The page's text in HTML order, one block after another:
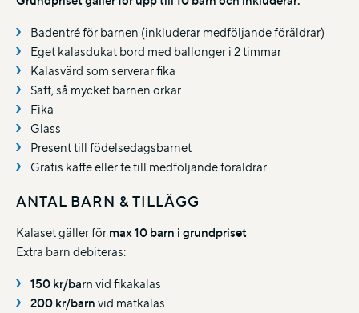
Badentré för barnen (inkluderar medföljande föräldrar)
Eget kalasdukat bord med ballonger i 2 timmar
Kalasvärd som serverar fika
Saft, så mycket barnen orkar
Fika
Glass
Present till födelsedagsbarnet
Gratis kaffe eller te till medföljande föräldrar
ANTAL BARN & TILLÄGG
Kalaset gäller förmax 10 barn i grundpriset
Extra barn debiteras:
150 kr/barnvid fikakalas
200 kr/barnvid matkalas